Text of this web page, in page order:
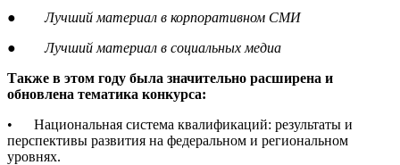
●Лучший материал в корпоративном СМИ
●Лучший материал в социальных медиа
Также в этом году была значительно расширена и
обновлена тематика конкурса:
• Национальная система квалификаций: результаты и
перспективы развития на федеральном и региональном
уровнях.